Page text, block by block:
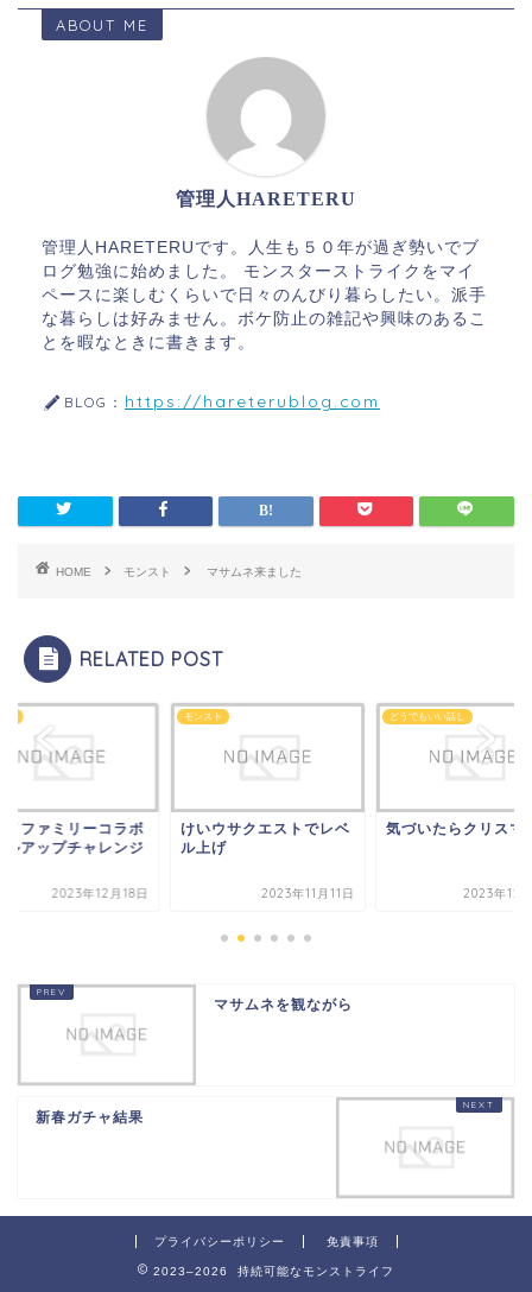
ABOUT ME
管理人HARETERU
管理人HARETERUです。人生も５０年が過ぎ勢いでブ
ログ勉強に始めました。 モンスターストライクをマイ
ペースに楽しむくらいで日々のんびり暮らしたい。派手
な暮らしは好みません。ボケ防止の雑記や興味のあるこ
とを暇なときに書きます。
BLOG： https://hareterublog.com
HOME モンスト マサムネ来ました
RELATED POST
イファミリーコラボ
ルアップチャレンジ
2023年12月18日
モンスト
けいウサクエストでレベ
ル上げ
2023年11月11日
どうでもいい話し
気づいたらクリスマ
2023年12
マサムネを観ながら
新春ガチャ結果
プライバシーポリシー 免責事項
2023–2026 持続可能なモンストライフ